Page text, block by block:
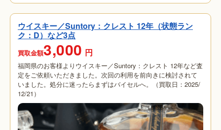
ウイスキー／Suntory：クレスト 12年（状態ラン
ク：D）など3点
買取金額3,000 円
福岡県のお客様よりウイスキー／Suntory：クレスト 12年など査
定をご依頼いただきました。次回の利用を前向きに検討されて
いました。処分に迷ったらまずはバイセルへ。（買取日：2025/
12/21）